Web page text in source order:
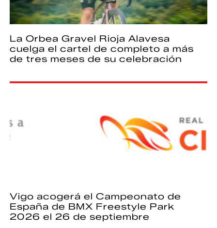
La Orbea Gravel Rioja Alavesa
cuelga el cartel de completo a más
de tres meses de su celebración
Vigo acogerá el Campeonato de
España de BMX Freestyle Park
2026 el 26 de septiembre